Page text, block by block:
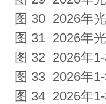
图 30 2026年
图 31 2026年
图 32 2026年
图 33 2026年
图 34 2026年